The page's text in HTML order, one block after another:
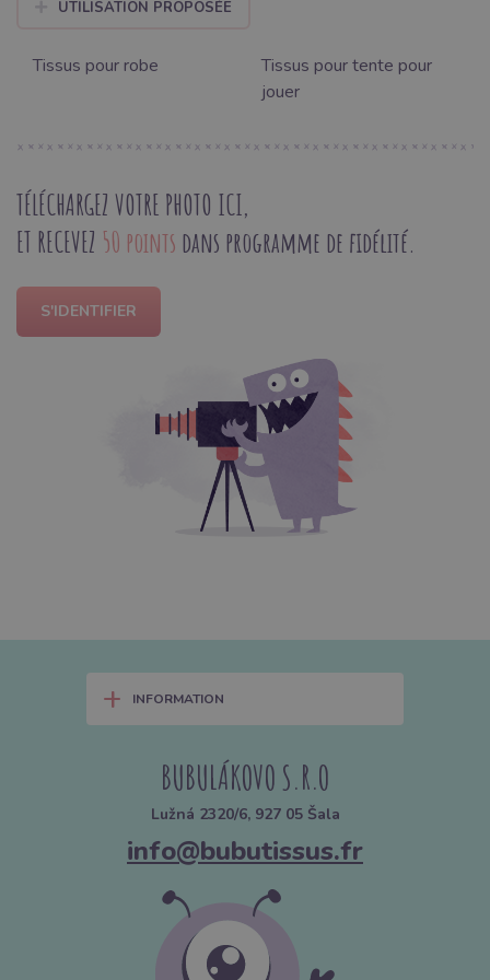
UTILISATION PROPOSÉE
Tissus pour robe
Tissus pour tente pour
jouer
TÉLÉCHARGEZ VOTRE PHOTO ICI,
ET RECEVEZ 50 points dans programme de fidélité.
S'IDENTIFIER
+ INFORMATION
BUBULÁKOVO S.R.O
Lužná 2320/6, 927 05 Šala
info@bubutissus.fr